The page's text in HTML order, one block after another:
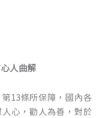
人曲解
13條所保障，國內各
心，勸人為善，對於